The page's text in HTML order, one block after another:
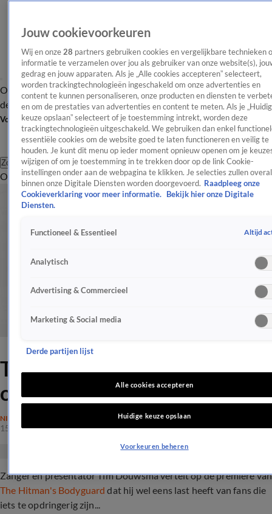
OverzichtAfleveringen Entertainment TV Algemeen
Tip
de redactieNieuwsbrief
Volg Shownieuws
Zoeken
OverzichtEntertainmentSpraakmakendRealityCrimeVideo's
Tim Douwsma heeft ook
opdringerige fans
NIEUWS
15 aug 2017, 16:06
Zanger en presentator Tim Douwsma vertelt op de première van
The Hitman's Bodyguard dat hij wel eens last heeft van fans die
iets te opdringerig zijn...
Jouw cookievoorkeuren
Wij en onze 28 partners gebruiken cookies en vergelijkbare technieken
informatie te verzamelen over jou als gebruiker van onze website(s),
gedrag en jouw apparaten. Als je „Alle cookies accepteren” selecteert,
worden trackingtechnologieën ingeschakeld om onze advertenties en
content te kunnen personaliseren, onze producten en diensten te
en om de prestaties van advertenties en content te meten. Als je
keuze opslaan” selecteert of je toestemming intrekt, worden deze
trackingtechnologieën uitgeschakeld. We gebruiken dan enkel
essentiële cookies om de website goed te laten functioneren en veilig te
houden. Je kunt dit menu op ieder moment opnieuw openen om je
wijzigen of om je toestemming in te trekken door op de link Cookie-
instellingen onder aan de webpagina te klikken. Je selecties zullen overal
binnen onze Digitale Diensten worden doorgevoerd. Raadpleeg onze
Cookieverklaring voor meer informatie.
Bekijk hier onze Digitale
Diensten.
Functioneel & Essentieel Altijd
Analytisch
Advertising & Commercieel
Marketing & Social media
Derde partijen lijst
Alle cookies accepteren
Huidige keuze opslaan
Voorkeuren beheren